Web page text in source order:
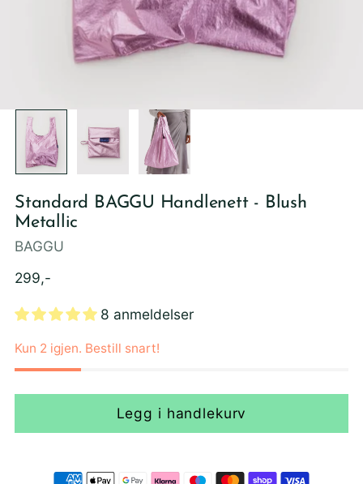
Standard BAGGU Handlenett - Blush
Metallic
BAGGU
Ordinær
299,-
8 anmeldelser
Kun 2 igjen. Bestill snart!
Legg i handlekurv